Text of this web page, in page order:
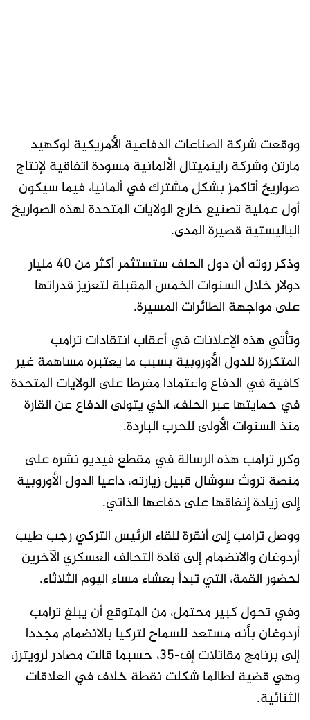
ووقعت شركة الصناعات الدفاعية الأمريكية لوكهيد
مارتن وشركة راينميتال الألمانية مسودة اتفاقية ​لإنتاج
صواريخ أتاكمز بشكل مشترك في ألمانيا، فيما سيكون
أول عملية تصنيع خارج الولايات المتحدة لهذه الصواريخ
الباليستية قصيرة المدى.
وذكر روته أن دول الحلف ستستثمر أكثر من 40 مليار
دولار خلال السنوات الخمس المقبلة لتعزيز قدراتها
على مواجهة الطائرات المسيرة.
وتأتي هذه الإعلانات في أعقاب انتقادات ترامب ​
المتكررة للدول الأوروبية بسبب ما يعتبره مساهمة غير
كافية في الدفاع واعتمادا مفرطا على الولايات المتحدة
في حمايتها عبر ​الحلف، الذي يتولى الدفاع عن القارة
منذ السنوات الأولى للحرب الباردة.
وكرر ترامب هذه الرسالة في مقطع فيديو نشره على
منصة تروث سوشال قبيل ‌زيارته، ⁠داعيا الدول الأوروبية
إلى زيادة إنفاقها على دفاعها الذاتي.
ووصل ترامب إلى أنقرة للقاء الرئيس التركي رجب طيب
أردوغان والانضمام إلى قادة التحالف العسكري الآخرين
لحضور القمة، التي تبدأ بعشاء مساء اليوم الثلاثاء.
وفي تحول كبير محتمل، من المتوقع أن يبلغ ترامب
أردوغان بأنه مستعد للسماح لتركيا بالانضمام مجددا
إلى برنامج مقاتلات إف-35، حسبما قالت مصادر لرويترز،
وهي قضية لطالما شكلت نقطة ​خلاف في العلاقات
الثنائية.